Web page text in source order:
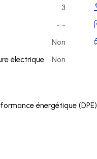
3
- -
Non
électrique
Non
énergétique (DPE)